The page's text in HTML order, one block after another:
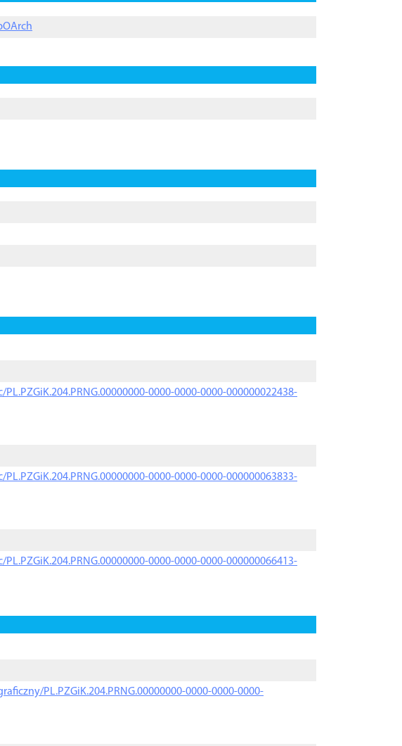
0000-0000-0000-000000022438-
0000-0000-0000-000000063833-
0000-0000-0000-000000066413-
PL.PZGiK.204.PRNG.00000000-0000-0000-0000-